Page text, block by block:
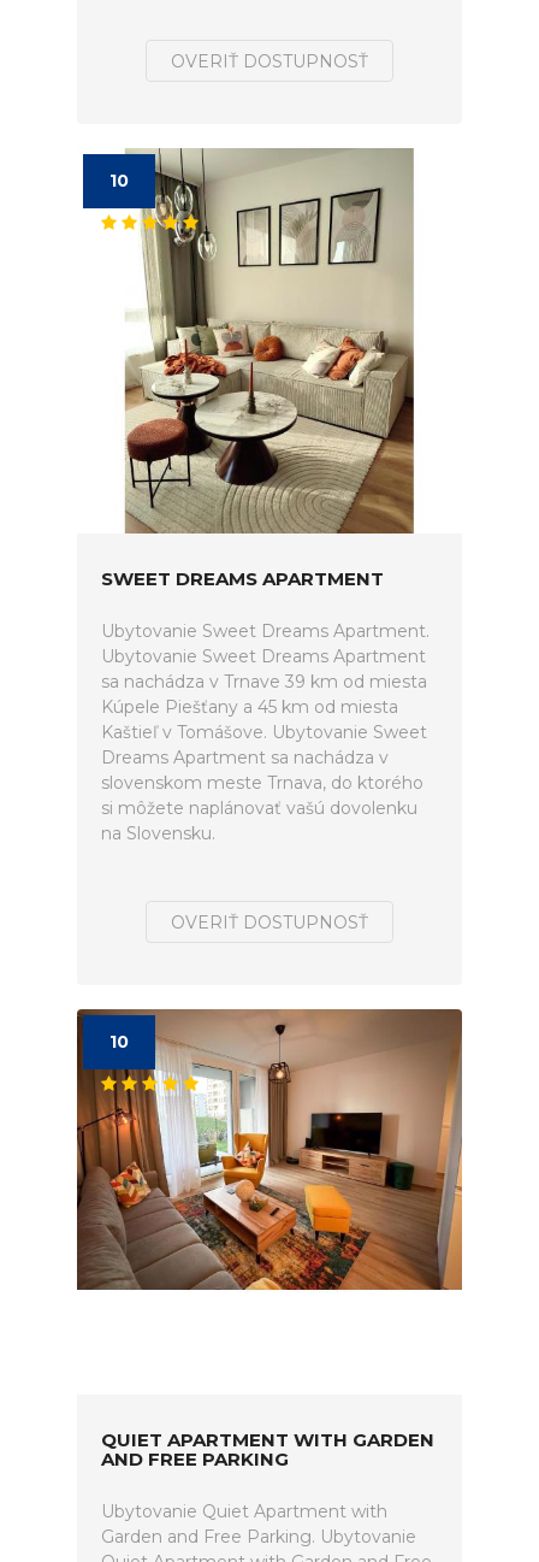
OVERIŤ DOSTUPNOSŤ
10
SWEET DREAMS APARTMENT
Ubytovanie Sweet Dreams Apartment.
Ubytovanie Sweet Dreams Apartment
sa nachádza v Trnave 39 km od miesta
Kúpele Piešťany a 45 km od miesta
Kaštieľ v Tomášove. Ubytovanie Sweet
Dreams Apartment sa nachádza v
slovenskom meste Trnava, do ktorého
si môžete naplánovať vašú dovolenku
na Slovensku.
OVERIŤ DOSTUPNOSŤ
10
QUIET APARTMENT WITH GARDEN
AND FREE PARKING
Ubytovanie Quiet Apartment with
Garden and Free Parking. Ubytovanie